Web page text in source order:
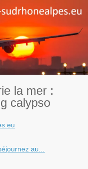
la mer :
calypso
au...